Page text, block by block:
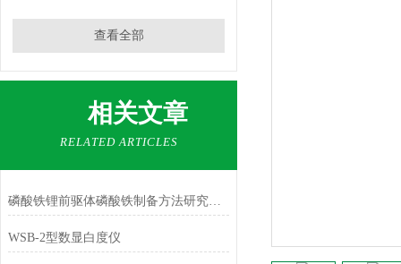
查看全部
相关文章
RELATED ARTICLES
磷酸铁锂前驱体磷酸铁制备方法研究进展
WSB-2型数显白度仪